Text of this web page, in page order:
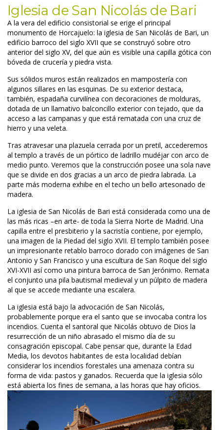
Iglesia de San Nicolás de Bari
A la vera del edificio consistorial se erige el principal
monumento de Horcajuelo: la iglesia de San Nicolás de Bari, un
edificio barroco del siglo XVII que se construyó sobre otro
anterior del siglo XV, del que aún es visible una capilla gótica con
bóveda de crucería y piedra vista.
Sus sólidos muros están realizados en mampostería con
algunos sillares en las esquinas. De su exterior destaca,
también, espadaña curvilínea con decoraciones de molduras,
dotada de un llamativo balconcillo exterior con tejado, que da
acceso a las campanas y que está rematada con una cruz de
hierro y una veleta.
Tras atravesar una plazuela cerrada por un pretil, accederemos
al templo a través de un pórtico de ladrillo mudéjar con arco de
medio punto. Veremos que la construcción posee una sola nave
que se divide en dos gracias a un arco de piedra labrada. La
parte más moderna exhibe en el techo un bello artesonado de
madera.
La iglesia de San Nicolás de Bari está considerada como una de
las más ricas –en arte- de toda la Sierra Norte de Madrid. Una
capilla entre el presbiterio y la sacristía contiene, por ejemplo,
una imagen de la Piedad del siglo XVII. El templo también posee
un impresionante retablo barroco dorado con imágenes de San
Antonio y San Francisco y una escultura de San Roque del siglo
XVI-XVII así como una pintura barroca de San Jerónimo. Remata
el conjunto una pila bautismal medieval y un púlpito de madera
al que se accede mediante una escalera.
La iglesia está bajo la advocación de San Nicolás,
probablemente porque era el santo que se invocaba contra los
incendios. Cuenta el santoral que Nicolás obtuvo de Dios la
resurrección de un niño abrasado el mismo día de su
consagración episcopal. Cabe pensar que, durante la Edad
Media, los devotos habitantes de esta localidad debían
considerar los incendios forestales una amenaza contra su
forma de vida: pastos y ganados. Recuerda que la iglesia sólo
está abierta los fines de semana, a las horas que hay oficios.